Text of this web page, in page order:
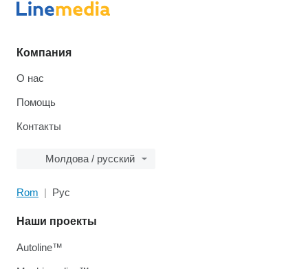
Компания
О нас
Помощь
Контакты
Молдова / русский
Rom Рус
Наши проекты
Autoline™